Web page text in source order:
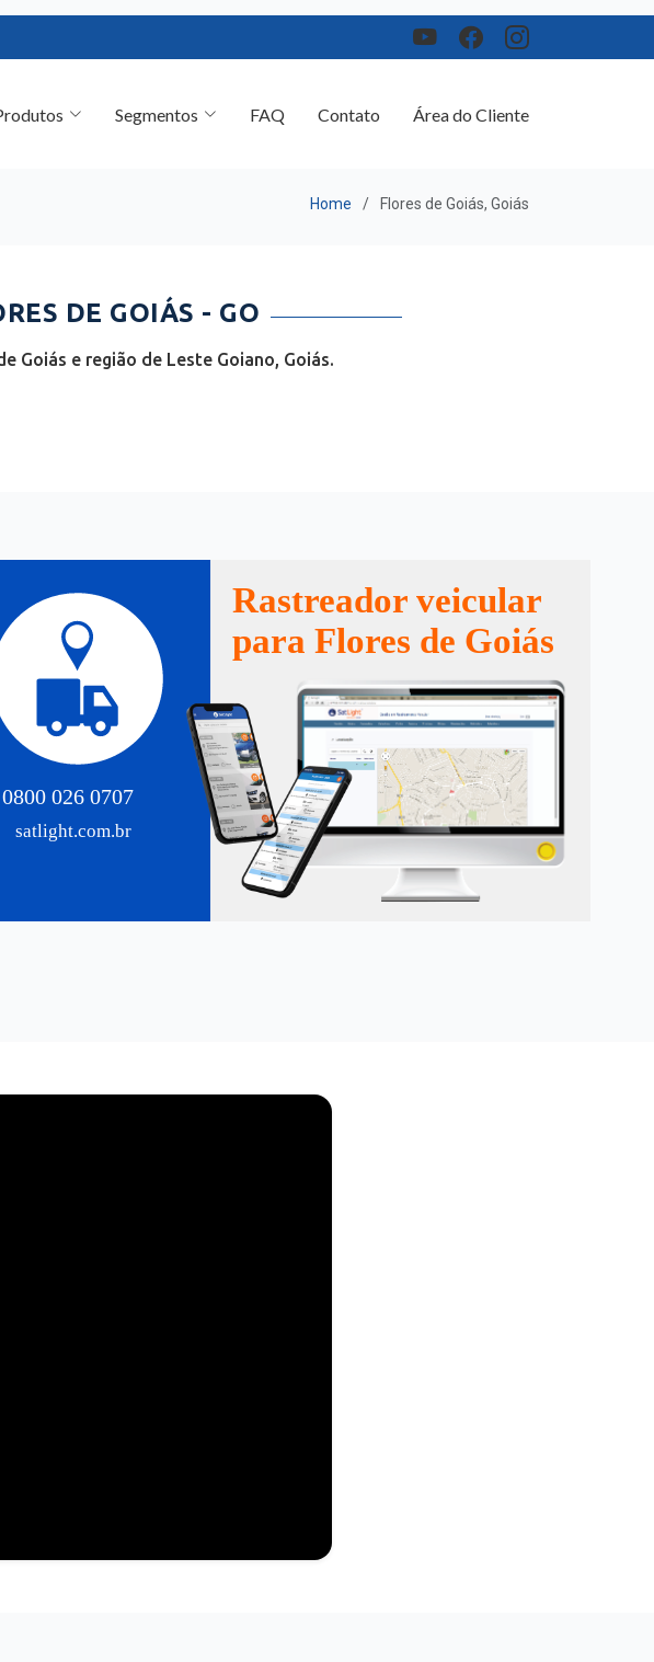
Home Flores de Goiás, Goiás
DE GOIÁS - GO
e região de Leste Goiano, Goiás.
satlight.com.br
0800 026 0707
Rastreador veicular
para Flores de Goiás